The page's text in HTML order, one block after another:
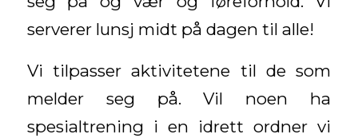
serverer lunsj midt på dagen til alle!
Vi tilpasser aktivitetene til de som
melder seg på. Vil noen ha
spesialtrening i en idrett ordner vi